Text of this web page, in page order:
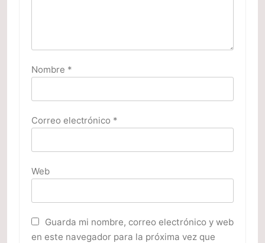
Nombre *
Correo electrónico *
Web
Guarda mi nombre, correo electrónico y web
en este navegador para la próxima vez que